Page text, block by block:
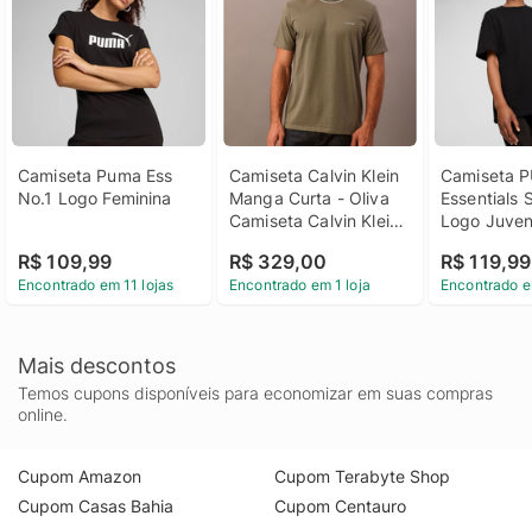
Camiseta Puma Ess
No.1 Logo Feminina
R$ 109,99
Encontrado em 11 lojas
Camiseta Calvin Klein
Manga Curta - Oliva
Camiseta Calvin Klein
R$ 329,00
Encontrado em 1 loja
Camiseta
Essentials
Logo
R$ 119,99
Encontrado
Mais descontos
Temos cupons disponíveis para economizar em suas compras
online.
Cupom Amazon
Cupom Casas Bahia
Cupom Terabyte Shop
Cupom Centauro